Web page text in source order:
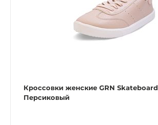
Кроссовки женские GRN Skateboard
Персиковый